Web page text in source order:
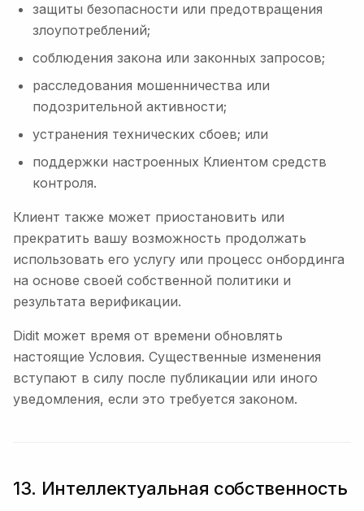
защиты безопасности или предотвращения
злоупотреблений;
соблюдения закона или законных запросов;
расследования мошенничества или
подозрительной активности;
устранения технических сбоев; или
поддержки настроенных Клиентом средств
контроля.
Клиент также может приостановить или
прекратить вашу возможность продолжать
использовать его услугу или процесс онбординга
на основе своей собственной политики и
результата верификации.
Didit может время от времени обновлять
настоящие Условия. Существенные изменения
вступают в силу после публикации или иного
уведомления, если это требуется законом.
13. Интеллектуальная собственность